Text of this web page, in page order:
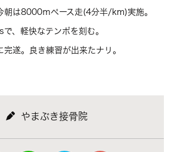
朝は8000ｍペース走(4分半/km)実施。
、軽快なテンポを刻む。
完遂。良き練習が出来たナリ。
やまぶき接骨院